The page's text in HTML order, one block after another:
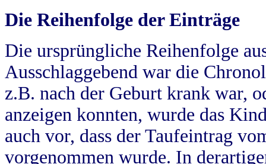
Die Reihenfolge der Einträge
Die ursprüngliche Reihenfolge
Ausschlaggebend war die
z.B. nach der Geburt krank war,
anzeigen konnten, wurde das
auch vor, dass der Taufeintrag
vorgenommen wurde. In